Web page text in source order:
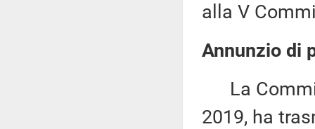
alla V
Annunzio di
La
2019, ha